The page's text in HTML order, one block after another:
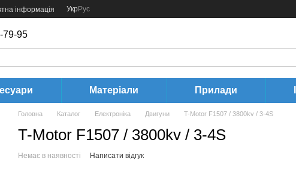
інформація УкрРус
79-95
Матеріали Прилади
Головна Каталог Електроніка Двигуни T-Motor F1507 / 3800kv / 3-4S
T-Motor F1507 / 3800kv / 3-4S
Немає в наявності Написати відгук